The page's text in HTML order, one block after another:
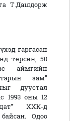
Т.Дашдорж
гаргасан
төрсөн, 50
аймгийн
зам”
дуустал
1993 оны 12
ХХК-д
Одоо